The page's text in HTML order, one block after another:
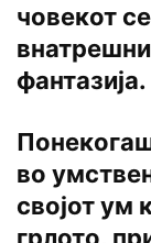
човекот
фантазија.
во
својот ум